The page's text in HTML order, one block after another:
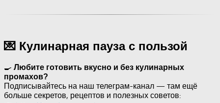
💌 Кулинарная пауза с пользой
🍳 Любите готовить вкусно и без кулинарных
промахов?
Подписывайтесь на наш телеграм-канал — там ещё
больше секретов, рецептов и полезных советов: